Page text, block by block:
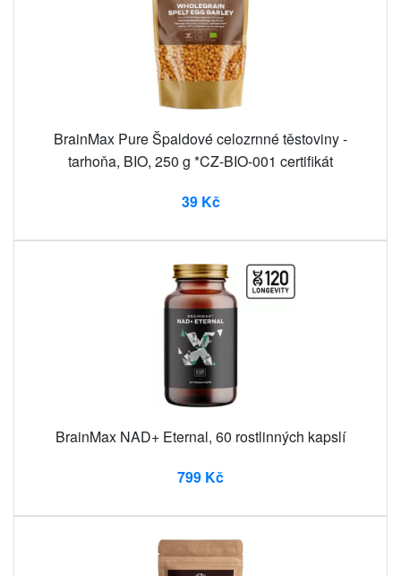
BrainMax Pure Špaldové celozrnné těstoviny -
tarhoňa, BIO, 250 g *CZ-BIO-001 certifikát
39 Kč
BrainMax NAD+ Eternal, 60 rostlinných kapslí
799 Kč